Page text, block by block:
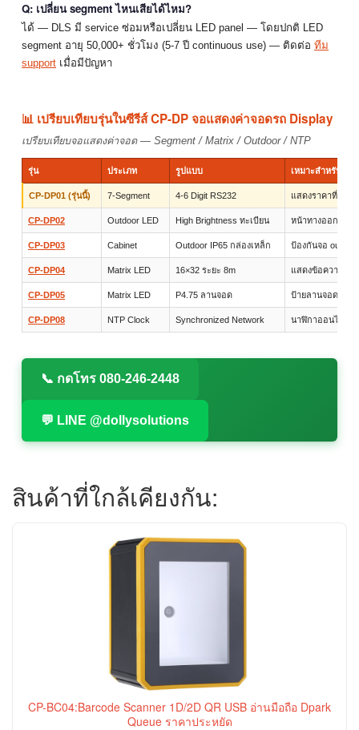
Q: เปลี่ยน segment ไหนเสียได้ไหม?
ได้ — DLS มี service ซ่อมหรือเปลี่ยน LED panel — โดยปกติ LED
segment อายุ 50,000+ ชั่วโมง (5-7 ปี continuous use) — ติดต่อ ทีม
support เมื่อมีปัญหา
📊 เปรียบเทียบรุ่นในซีรีส์ CP-DP จอแสดงค่าจอดรถ Display
เปรียบเทียบจอแสดงค่าจอด — Segment / Matrix / Outdoor / NTP
รุ่น ประเภท รูปแบบ เหมาะสำหรับ
CP-DP01 (รุ่นนี้) 7-Segment 4-6 Digit RS232 แสดงราคาที่จอด
CP-DP02 Outdoor LED High Brightness ทะเบียน หน้าทางออก
CP-DP03 Cabinet Outdoor IP65 กล่องเหล็ก ป้องกันจอ outdoor
CP-DP04 Matrix LED 16×32 ระยะ 8m แสดงข้อความ +
CP-DP05 Matrix LED P4.75 ลานจอด ป้ายลานจอดทั่วไป
CP-DP08 NTP Clock Synchronized Network นาฬิกาออนไลน์ล
📞 กดโทร 080-246-2448
💬 LINE @dollysolutions
สินค้าที่ใกล้เคียงกัน:
CP-BC04:Barcode Scanner 1D/2D QR USB อ่านมือถือ Dpark
Queue ราคาประหยัด